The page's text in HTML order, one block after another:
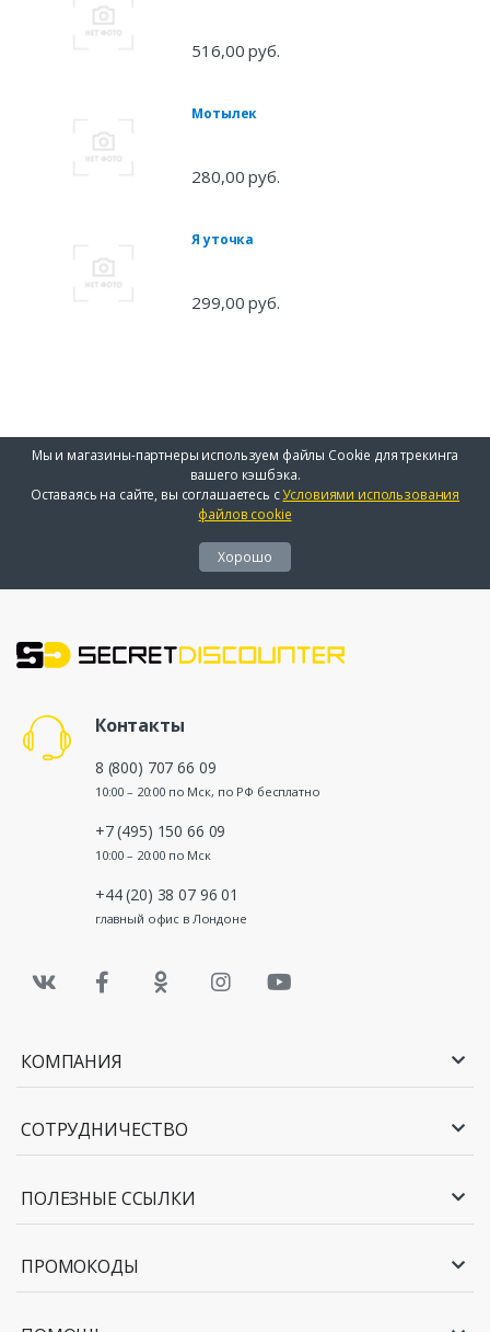
516,00 руб.
Мотылек
280,00 руб.
Я уточка
299,00 руб.
Мы и магазины-партнеры используем файлы Cookie для трекинга
вашего кэшбэка.
Оставаясь на сайте, вы соглашаетесь сУсловиями использования
файлов cookie
Хорошо
Контакты
8 (800) 707 66 09
10:00 – 20:00 по Мск, по РФ бесплатно
+7 (495) 150 66 09
10:00 – 20:00 по Мск
+44 (20) 38 07 96 01
главный офис в Лондоне
КОМПАНИЯ
СОТРУДНИЧЕСТВО
ПОЛЕЗНЫЕ ССЫЛКИ
ПРОМОКОДЫ